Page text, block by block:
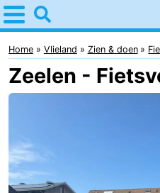
Home
Vlieland
Tips
kinderen
Natuur
Overnachten
Home Vlieland Zien & doen
Zeelen -